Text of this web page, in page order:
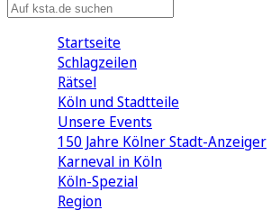
Startseite
Schlagzeilen
Rätsel
Köln und Stadtteile
Unsere Events
150 Jahre Kölner Stadt-Anzeiger
Karneval in Köln
Köln-Spezial
Region